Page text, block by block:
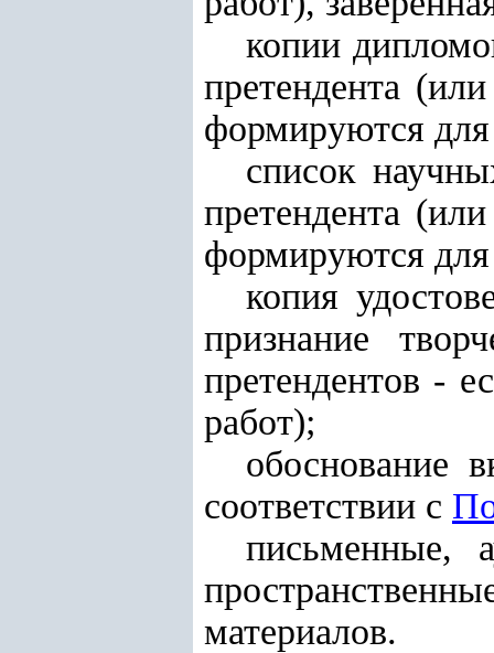
копии
претендента
формируются для
список
претендента
формируются для
копия
признание
претендентов -
работ);
обоснование
соответствии с
письменные,
материалов.